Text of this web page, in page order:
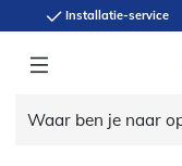
Installatie-service